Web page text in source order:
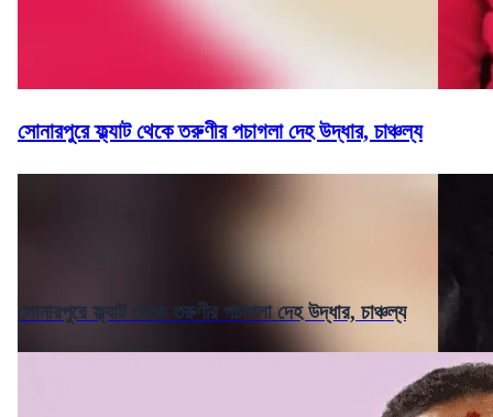
সোনারপুরে ফ্ল্যাট থেকে তরুণীর পচাগলা দেহ উদ্ধার, চাঞ্চল্য
সোনারপুরে ফ্ল্যাট থেকে তরুণীর পচাগলা দেহ উদ্ধার, চাঞ্চল্য